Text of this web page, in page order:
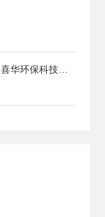
华环保科技有